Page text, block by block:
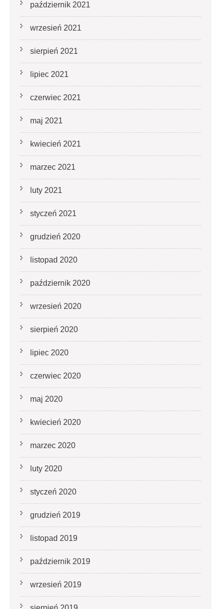
październik 2021
wrzesień 2021
sierpień 2021
lipiec 2021
czerwiec 2021
maj 2021
kwiecień 2021
marzec 2021
luty 2021
styczeń 2021
grudzień 2020
listopad 2020
październik 2020
wrzesień 2020
sierpień 2020
lipiec 2020
czerwiec 2020
maj 2020
kwiecień 2020
marzec 2020
luty 2020
styczeń 2020
grudzień 2019
listopad 2019
październik 2019
wrzesień 2019